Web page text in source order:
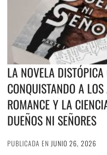
LA NOVELA DISTÓPICA
CONQUISTANDO A
ROMANCE Y LA
DUEÑOS NI SEÑORES
PUBLICADA EN JUNIO 26, 2026